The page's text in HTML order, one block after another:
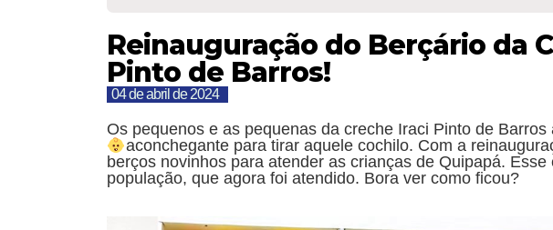
Reinauguração do Berçário da
Pinto de Barros!
04 de abril de 2024
Os pequenos e as pequenas da creche Iraci Pinto de
aconchegante para tirar aquele cochilo. Com a
berços novinhos para atender as crianças de Quipapá.
população, que agora foi atendido. Bora ver como ficou?